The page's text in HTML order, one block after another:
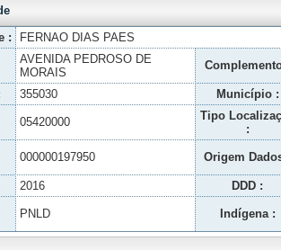
:
FERNAO DIAS PAES
AVENIDA PEDROSO DE
MORAIS
355030 Município :
05420000
Tipo
:
000000197950 Origem
2016 DDD :
PNLD Indígena :